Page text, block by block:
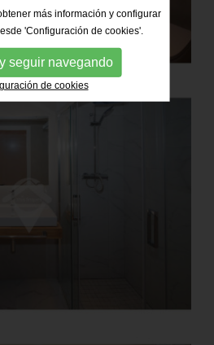
más información y configurar
'Configuración de cookies'.
seguir navegando
de cookies